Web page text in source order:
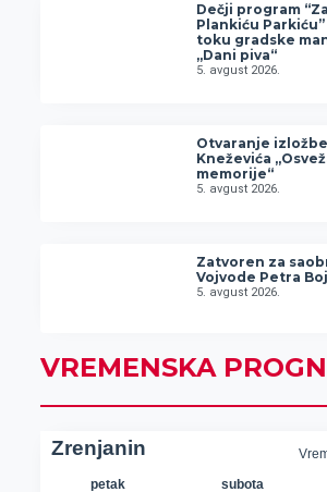
Dečji program
Plankiću
toku gradske
„Dani piva“
5. avgust 2026.
Otvaranje
Kneževića
memorije“
5. avgust 2026.
Zatvoren za
Vojvode Petra
5. avgust 2026.
VREMENSKA